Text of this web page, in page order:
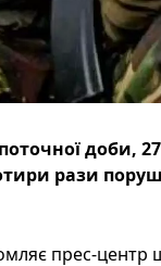
доби,
рази
прес-центр